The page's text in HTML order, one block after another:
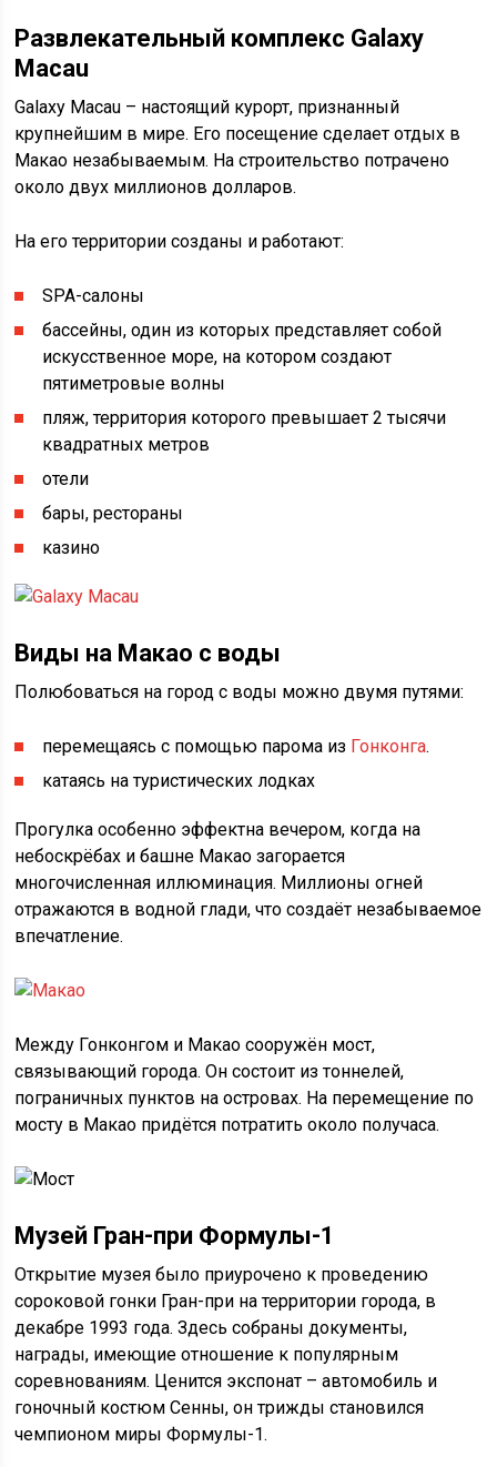
Развлекательный комплекс Galaxy
Macau
Galaxy Macau – настоящий курорт, признанный
крупнейшим в мире. Его посещение сделает отдых в
Макао незабываемым. На строительство потрачено
около двух миллионов долларов.
На его территории созданы и работают:
SPA-салоны
бассейны, один из которых представляет собой
искусственное море, на котором создают
пятиметровые волны
пляж, территория которого превышает 2 тысячи
квадратных метров
отели
бары, рестораны
казино
Виды на Макао с воды
Полюбоваться на город с воды можно двумя путями:
перемещаясь с помощью парома из Гонконга.
катаясь на туристических лодках
Прогулка особенно эффектна вечером, когда на
небоскрёбах и башне Макао загорается
многочисленная иллюминация. Миллионы огней
отражаются в водной глади, что создаёт незабываемое
впечатление.
Между Гонконгом и Макао сооружён мост,
связывающий города. Он состоит из тоннелей,
пограничных пунктов на островах. На перемещение по
мосту в Макао придётся потратить около получаса.
Музей Гран-при Формулы-1
Открытие музея было приурочено к проведению
сороковой гонки Гран-при на территории города, в
декабре 1993 года. Здесь собраны документы,
награды, имеющие отношение к популярным
соревнованиям. Ценится экспонат – автомобиль и
гоночный костюм Сенны, он трижды становился
чемпионом миры Формулы-1.